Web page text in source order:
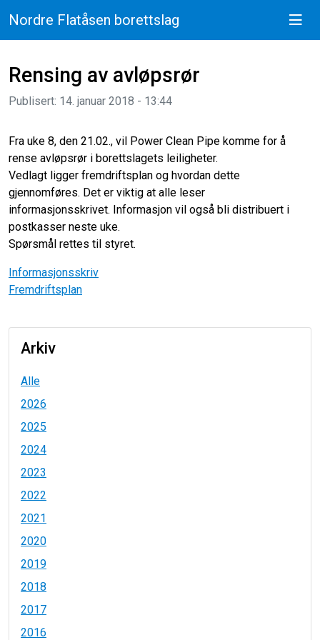
Nordre Flatåsen borettslag
Rensing av avløpsrør
Publisert: 14. januar 2018 - 13:44
Fra uke 8, den 21.02., vil Power Clean Pipe komme for å
rense avløpsrør i borettslagets leiligheter.
Vedlagt ligger fremdriftsplan og hvordan dette
gjennomføres. Det er viktig at alle leser
informasjonsskrivet. Informasjon vil også bli distribuert i
postkasser neste uke.
Spørsmål rettes til styret.
Informasjonsskriv
Fremdriftsplan
Arkiv
Alle
2026
2025
2024
2023
2022
2021
2020
2019
2018
2017
2016